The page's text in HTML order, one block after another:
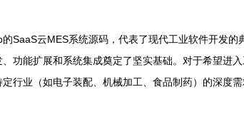
SaaS云MES系统源码，代表了现代工业软件开发
功能扩展和系统集成奠定了坚实基础。对于希望
行业（如电子装配、机械加工、食品制药）的深度